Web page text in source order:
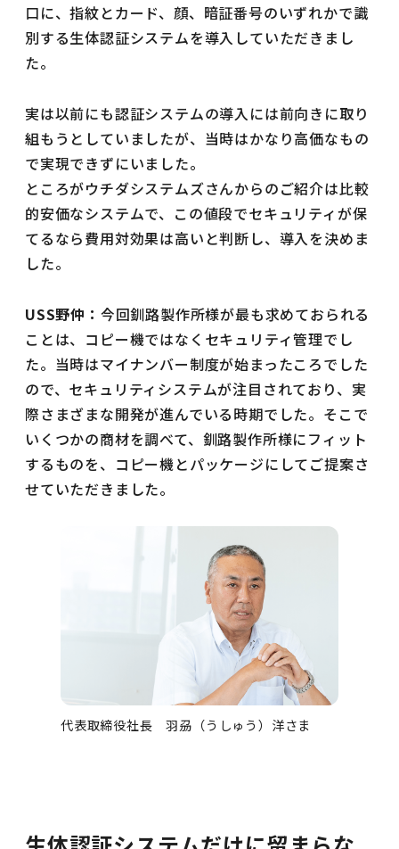
口に、指紋とカード、顔、暗証番号のいずれかで識
別する生体認証システムを導入していただきまし
た。
実は以前にも認証システムの導入には前向きに取り
組もうとしていましたが、当時はかなり高価なもの
で実現できずにいました。
ところがウチダシステムズさんからのご紹介は比較
的安価なシステムで、この値段でセキュリティが保
てるなら費用対効果は高いと判断し、導入を決めま
した。
USS野仲： 今回釧路製作所様が最も求めておられる
ことは、コピー機ではなくセキュリティ管理でし
た。当時はマイナンバー制度が始まったころでした
ので、セキュリティシステムが注目されており、実
際さまざまな開発が進んでいる時期でした。そこで
いくつかの商材を調べて、釧路製作所様にフィット
するものを、コピー機とパッケージにしてご提案さ
せていただきました。
代表取締役社長 羽刕（うしゅう）洋さま